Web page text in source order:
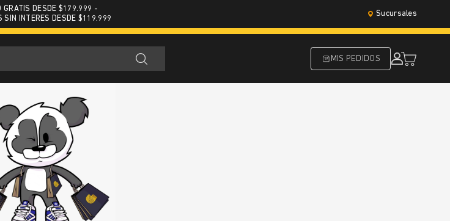
GRATIS DESDE $179.999 -
SIN INTERES DESDE $119.999
Sucursales
MIS PEDIDOS